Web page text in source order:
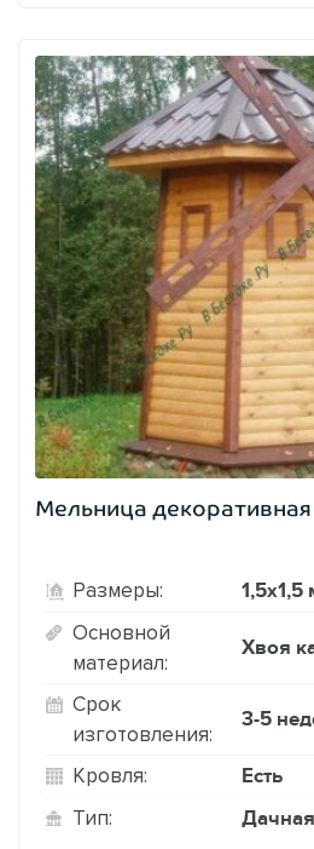
Мельница декоративная
Размеры: 1,5х1,5
Основной
материал:
Хвоя
Срок
изготовления:
3-5
Кровля: Есть
Тип: Дачная